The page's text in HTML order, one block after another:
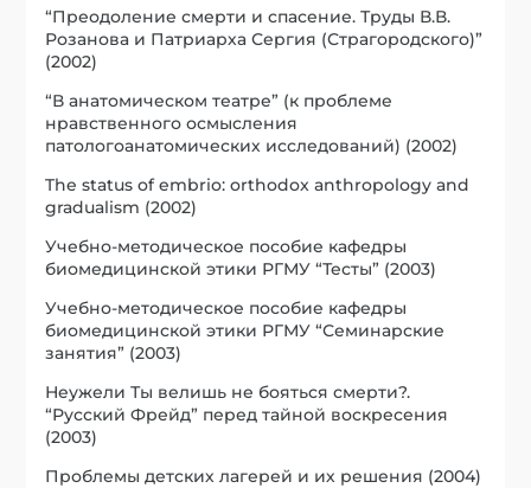
“Преодоление смерти и спасение. Труды В.В.
Розанова и Патриарха Сергия (Страгородского)”
(2002)
“В анатомическом театре” (к проблеме
нравственного осмысления
патологоанатомических исследований) (2002)
The status of embrio: orthodox anthropology and
gradualism (2002)
Учебно-методическое пособие кафедры
биомедицинской этики РГМУ “Тесты” (2003)
Учебно-методическое пособие кафедры
биомедицинской этики РГМУ “Семинарские
занятия” (2003)
Неужели Ты велишь не бояться смерти?.
“Русский Фрейд” перед тайной воскресения
(2003)
Проблемы детских лагерей и их решения (2004)